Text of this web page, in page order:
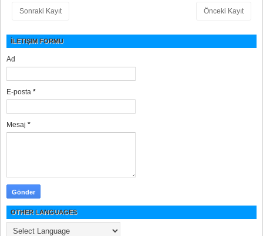
Sonraki Kayıt Önceki Kayıt
İLETIŞIM FORMU
Ad
E-posta*
Mesaj*
OTHER LANGUAGES